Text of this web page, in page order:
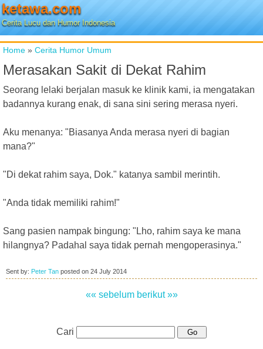
ketawa.com
Cerita Lucu dan Humor Indonesia
Home » Cerita Humor Umum
Merasakan Sakit di Dekat Rahim
Seorang lelaki berjalan masuk ke klinik kami, ia mengatakan
badannya kurang enak, di sana sini sering merasa nyeri.
Aku menanya: "Biasanya Anda merasa nyeri di bagian
mana?"
"Di dekat rahim saya, Dok." katanya sambil merintih.
"Anda tidak memiliki rahim!"
Sang pasien nampak bingung: "Lho, rahim saya ke mana
hilangnya? Padahal saya tidak pernah mengoperasinya."
Sent by: Peter Tan posted on 24 July 2014
«« sebelum berikut »»
Cari